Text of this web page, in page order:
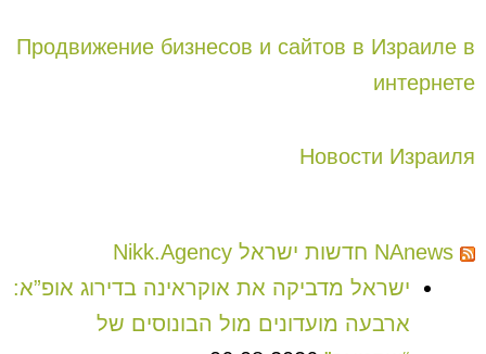
Продвижение бизнесов и сайтов в Израиле в
интернете
Новости Израиля
NAnews חדשות ישראל Nikk.Agency
ישראל מדביקה את אוקראינה בדירוג אופ”א:
ארבעה מועדונים מול הבונוסים של